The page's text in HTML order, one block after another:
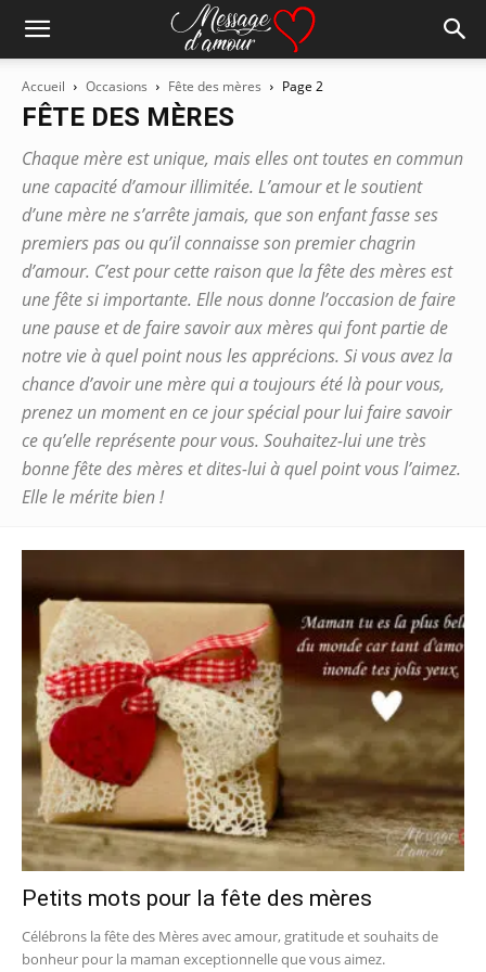
Accueil Occasions Fête des mères Page 2
FÊTE DES MÈRES
Chaque mère est unique, mais elles ont toutes en commun
une capacité d’amour illimitée. L’amour et le soutient
d’une mère ne s’arrête jamais, que son enfant fasse ses
premiers pas ou qu’il connaisse son premier chagrin
d’amour. C’est pour cette raison que la fête des mères est
une fête si importante. Elle nous donne l’occasion de faire
une pause et de faire savoir aux mères qui font partie de
notre vie à quel point nous les apprécions. Si vous avez la
chance d’avoir une mère qui a toujours été là pour vous,
prenez un moment en ce jour spécial pour lui faire savoir
ce qu’elle représente pour vous. Souhaitez-lui une très
bonne fête des mères et dites-lui à quel point vous l’aimez.
Elle le mérite bien !
Petits mots pour la fête des mères
Célébrons la fête des Mères avec amour, gratitude et souhaits de
bonheur pour la maman exceptionnelle que vous aimez.